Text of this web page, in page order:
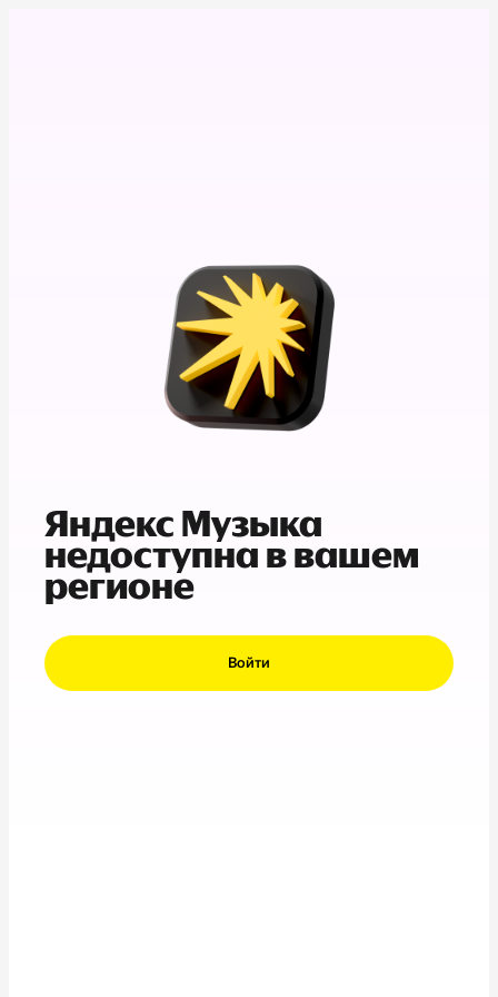
Яндекс Музыка
недоступна в вашем
регионе
Войти